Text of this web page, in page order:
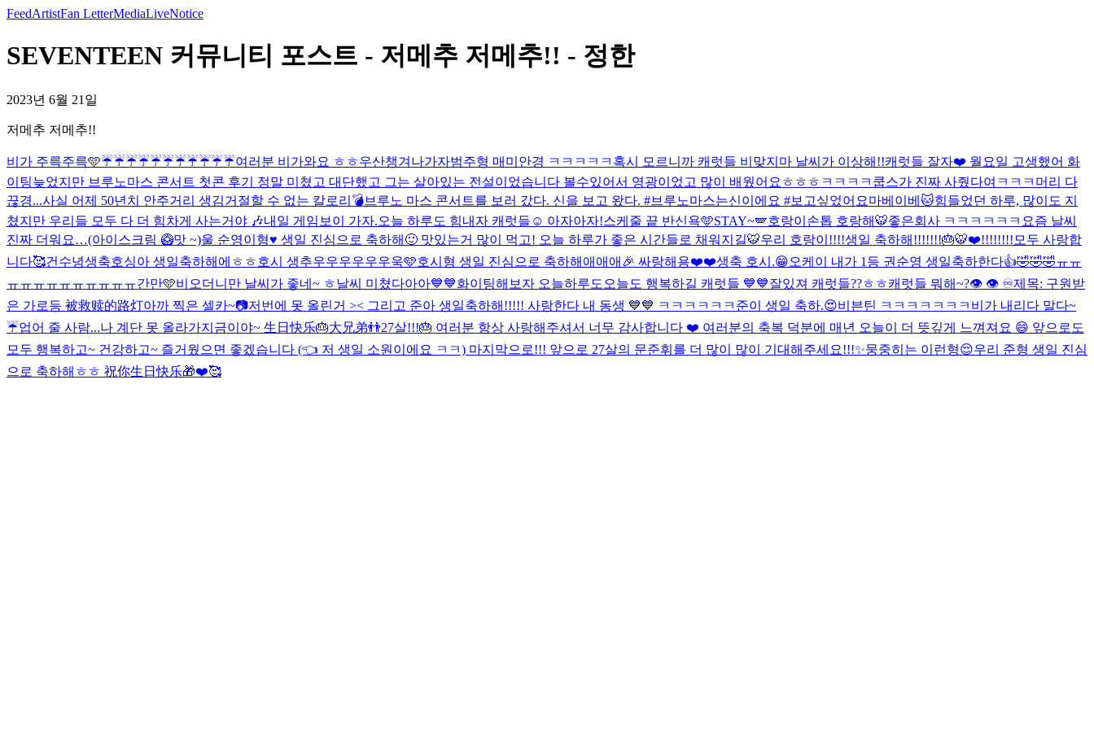
FeedArtistFan LetterMediaLiveNotice
SEVENTEEN 커뮤니티 포스트 - 저메추 저메추!! - 정한
2023년 6월 21일
저메추 저메추!!
비가 주륵주륵🩵☔️☔️☔️☔️☔️☔️☔️☔️☔️☔️☔️여러분 비가와요 ㅎㅎ우산챙겨나가자범주형 매미안경 ㅋㅋㅋㅋㅋ 혹시 모르니까 캐럿들 비맞지마 날씨가 이상해!!캐럿들 잘자❤️ 월요일 고생했어 화
이팅늦었지만 브루노마스 콘서트 첫콘 후기 정말 미쳤고 대단했고 그는 살아있는 전설이었습니다 볼수있어서 영광이었고 많이 배웠어요ㅎㅎㅎ ㅋㅋㅋㅋ쿱스가 진짜 사줬다여ㅋㅋㅋ 머리 다
끊경...사실 어제 50년치 안주거리 생김거절할 수 없는 칼로리💣브루노 마스 콘서트를 보러 갔다. 신을 보고 왔다. #브루노마스는신이에요 #보고싶었어요마베이베 🐱힘들었던 하루, 많이도 지
쳤지만 우리들 모두 다 더 힘차게 사는거야 🎶내일 게임보이 가자.오늘 하루도 힘내자 캐럿들☺️ 아자아자!스케줄 끝 반신욕🩵STAY~🪽호랑이손톱 호랑해🐯좋은회사 ㅋㅋㅋㅋㅋㅋ 요즘 날씨
진짜 더워요…(아이스크림 🥝맛 ~)울 순영이형♥️ 생일 진심으로 축하해🙂 맛있는거 많이 먹고! 오늘 하루가 좋은 시간들로 채워지길🐯우리 호랑이!!!!생일 축하해!!!!!!!🎂🐯❤️!!!!!!!! 모두 사랑합
니다🥰건수녕생축호싱아 생일축하해에ㅎㅎ호시 생추우우우우우우욱🩵호시형 생일 진심으로 축하해애애애🎉 싸랑해용❤️❤️생축 호시.😁오케이 내가 1등 권순영 생일축하한다👍🤣🤣🤣ㅠㅠ
ㅠㅠㅠㅠㅠㅠㅠㅠㅠㅠ간만🩵비오더니만 날씨가 좋네~ ㅎ날씨 미쳤다아아💙💙화이팅해보자 오늘하루도 오늘도 행복하길 캐럿들 💙💙잘있져 캐럿들??ㅎㅎ캐럿들 뭐해~?👁️ 👁️ ♾️제목: 구원받
은 가로등 被救赎的路灯아까 찍은 셀카~📷저번에 못 올린거 >< 그리고 준아 생일축하해!!!!! 사랑한다 내 동생 💙💙 ㅋㅋㅋㅋㅋㅋ 준이 생일 축하.😍비븐틴 ㅋㅋㅋㅋㅋㅋㅋ 비가 내리다 말다~
☔️업어 줄 사람...나 계단 못 올라가지금이야~ 生日快乐🎂大兄弟👬27살!!!🎂 여러분 항상 사랑해주셔서 너무 감사합니다 ❤️ 여러분의 축복 덕분에 매년 오늘이 더 뜻깊게 느껴져요 😄 앞으로도
모두 행복하고~ 건강하고~ 즐거웠으면 좋겠습니다 (👈 저 생일 소원이에요 ㅋㅋ) 마지막으로!!! 앞으로 27살의 문준휘를 더 많이 많이 기대해주세요!!!✨뭉중히는 이런형😌우리 준형 생일 진심
으로 축하해ㅎㅎ 祝你生日快乐🎁❤️🥰